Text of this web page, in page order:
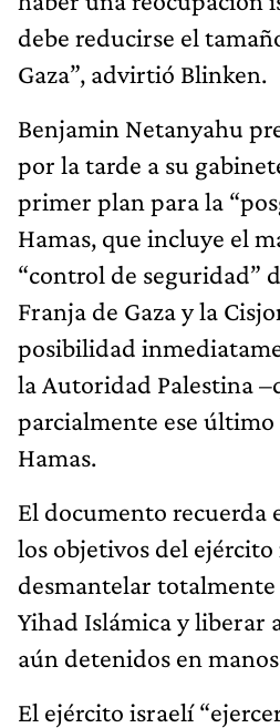
debe reducirse el
Gaza”, advirtió Blinken.
Benjamin Netanyahu
por la tarde a su
primer plan para la
Hamas, que incluye el
“control de seguridad”
Franja de Gaza y la
posibilidad
la Autoridad Palestina
parcialmente ese
Hamas.
El documento recuerda
los objetivos del ejército
desmantelar totalmente
Yihad Islámica y liberar
aún detenidos en
El ejército israelí